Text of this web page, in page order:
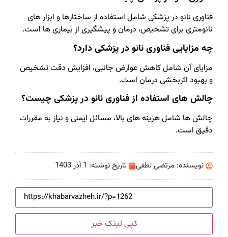
فناوری نانو در پزشکی شامل استفاده از ساختارها و ابزار های
نانومتری برای تشخیص، درمان و پیشگیری از بیماری‌ ها است.
چه مزایایی فناوری نانو در پزشکی دارد؟
مزایای آن شامل کاهش عوارض جانبی، افزایش دقت تشخیص
و بهبود اثربخشی درمان است.
چالش‌ های استفاده از فناوری نانو در پزشکی چیست؟
چالش‌ ها شامل هزینه‌ های بالا، مسائل ایمنی و نیاز به مقررات
دقیق است.
نویسنده: مرتضی لطفی تاریخ نوشته: 1 آذر 1403
کپی لینک خبر